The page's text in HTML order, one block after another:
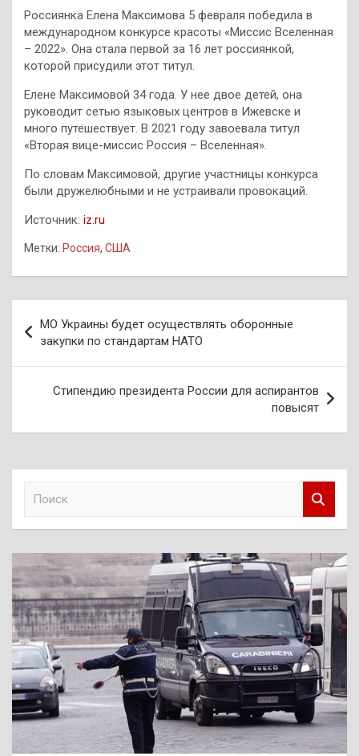
Россиянка Елена Максимова 5 февраля победила в
международном конкурсе красоты «Миссис Вселенная
– 2022». Она стала первой за 16 лет россиянкой,
которой присудили этот титул.
Елене Максимовой 34 года. У нее двое детей, она
руководит сетью языковых центров в Ижевске и
много путешествует. В 2021 году завоевала титул
«Вторая вице-миссис Россия – Вселенная».
По словам Максимовой, другие участницы конкурса
были дружелюбными и не устраивали провокаций.
Источник: iz.ru
Метки: Россия, США
по
записям
МО Украины будет осуществлять оборонные
закупки по стандартам НАТО
Стипендию президента России для аспирантов
повысят
к